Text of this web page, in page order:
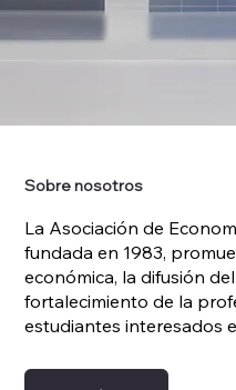
Sobre nosotros
La Asociación de
fundada en 1983,
económica, la difusión
fortalecimiento de la
estudiantes interesados